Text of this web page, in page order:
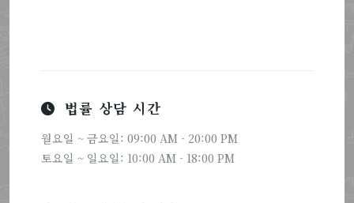
법률 상담 시간
월요일 ~ 금요일: 09:00 AM - 20:00 PM
토요일 ~ 일요일: 10:00 AM - 18:00 PM